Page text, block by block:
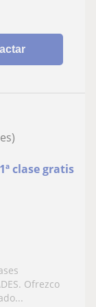
1ª clase gratis
Ofrezco